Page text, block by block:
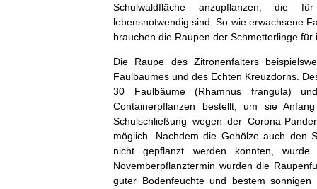
Schulwaldfläche anzupflanzen, die
lebensnotwendig sind. So wie erwachsene
brauchen die Raupen der Schmetterlinge
Die Raupe des Zitronenfalters
Faulbaumes und des Echten Kreuzdorns.
30 Faulbäume (Rhamnus frangula)
Containerpflanzen bestellt, um sie
Schulschließung wegen der Corona-
möglich. Nachdem die Gehölze auch den
nicht gepflanzt werden konnten,
Novemberpflanztermin wurden die
guter Bodenfeuchte und bestem